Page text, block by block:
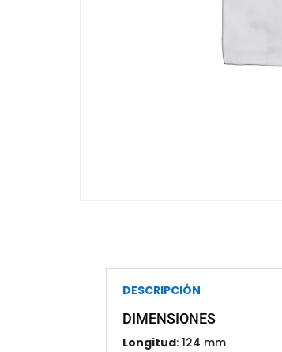
DESCRIPCIÓN
DIMENSIONES
Longitud: 124 mm